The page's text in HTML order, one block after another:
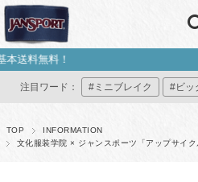
レビュー投稿で300ポ
注目ワード： #ミニブレイク #ビッ
TOP
INFORMATION
文化服装学院 × ジャンスポーツ「アップサイ